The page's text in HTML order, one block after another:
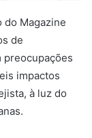
do Magazine
de
preocupações
impactos
à luz do